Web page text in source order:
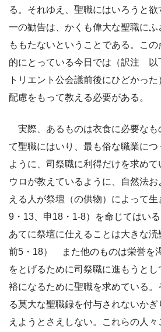
る。それゆえ、聖職にはいろうと
一の勧告は、かくも偉大な聖職に
ももたないということである。こ
的にとっている今日では（訳注 以
トリエント公会議前後にひどかっ
配慮をもって教える必要がある。
実際、あるものは衣食に必要なも
て聖職にはいり、最も俗な職業に
ように、司祭職に利得だけを求め
ウロが教えているように、自然法
える人が祭壇（の供物）によって
9・13、申18・1-8）を命じてはい
あてに祭壇に仕えることは大きな
前5・18） また他のものは栄誉を
をとげるために司祭職に進もうと
裕になるために聖職を求めている
る莫大な聖職録を付与されないか
えようとさえしない。これらの人